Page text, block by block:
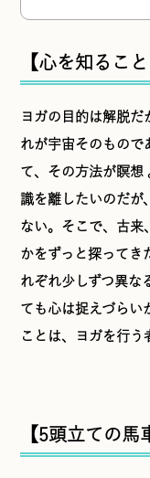
【心を知るこ
ヨガの目的は解脱だ
れが宇宙そのもので
て、その方法が瞑想
識を離したいのだが
ない。そこで、古来
かをずっと探ってき
れぞれ少しずつ異な
ても心は捉えづらい
ことは、ヨガを行う
【5頭立ての馬